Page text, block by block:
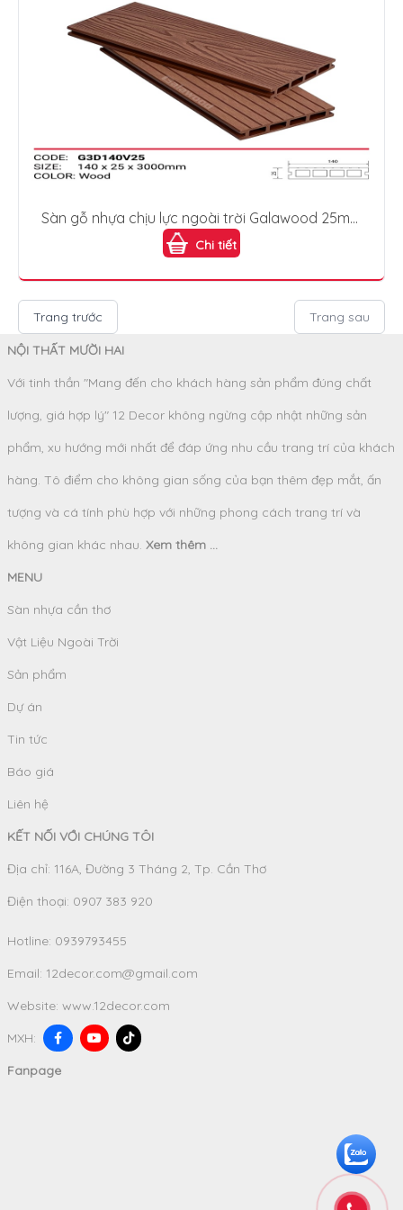
Sàn gỗ nhựa chịu lực ngoài trời Galawood 25mm
G3D140V25
Chi tiết
Trang trước Trang sau
NỘI THẤT MƯỜI HAI
Với tinh thần "Mang đến cho khách hàng sản phẩm đúng chất
lượng, giá hợp lý" 12 Decor không ngừng cập nhật những sản
phẩm, xu hướng mới nhất để đáp ứng nhu cầu trang trí của khách
hàng. Tô điểm cho không gian sống của bạn thêm đẹp mắt, ấn
tượng và cá tính phù hợp với những phong cách trang trí và
không gian khác nhau. Xem thêm ...
MENU
Sàn nhựa cần thơ
Vật Liệu Ngoài Trời
Sản phẩm
Dự án
Tin tức
Báo giá
Liên hệ
KẾT NỐI VỚI CHÚNG TÔI
Địa chỉ: 116A, Đường 3 Tháng 2, Tp. Cần Thơ
Điện thoại: 0907 383 920
Hotline: 0939793455
Email: 12decor.com@gmail.com
Website: www.12decor.com
MXH:
Fanpage